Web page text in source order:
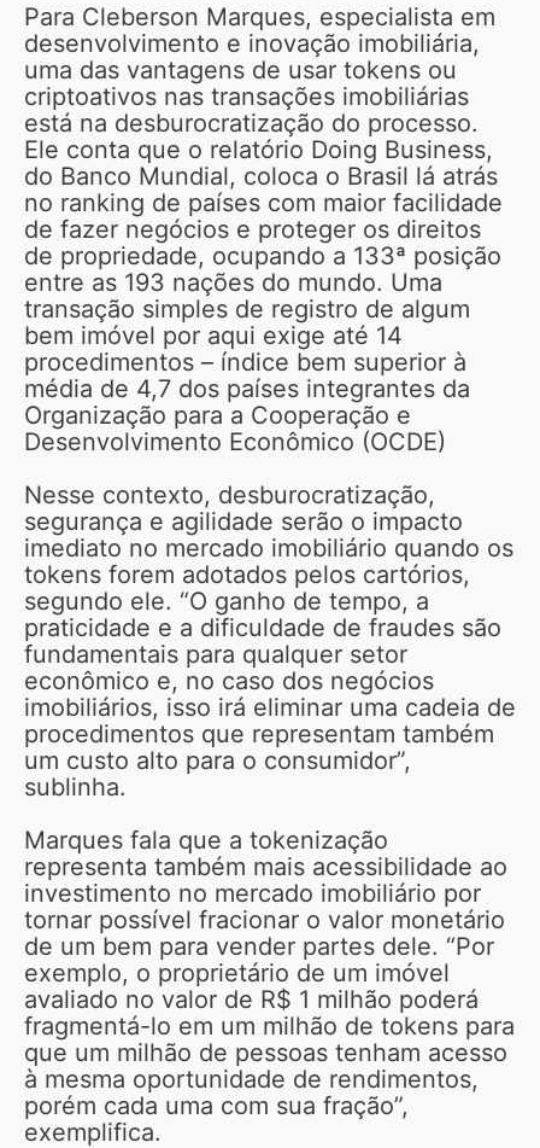
Para Cleberson Marques, especialista em
desenvolvimento e inovação imobiliária,
uma das vantagens de usar tokens ou
criptoativos nas transações imobiliárias
está na desburocratização do processo.
Ele conta que o relatório Doing Business,
do Banco Mundial, coloca o Brasil lá atrás
no ranking de países com maior facilidade
de fazer negócios e proteger os direitos
de propriedade, ocupando a 133ª posição
entre as 193 nações do mundo. Uma
transação simples de registro de algum
bem imóvel por aqui exige até 14
procedimentos – índice bem superior à
média de 4,7 dos países integrantes da
Organização para a Cooperação e
Desenvolvimento Econômico (OCDE)
Nesse contexto, desburocratização,
segurança e agilidade serão o impacto
imediato no mercado imobiliário quando os
tokens forem adotados pelos cartórios,
segundo ele. “O ganho de tempo, a
praticidade e a dificuldade de fraudes são
fundamentais para qualquer setor
econômico e, no caso dos negócios
imobiliários, isso irá eliminar uma cadeia de
procedimentos que representam também
um custo alto para o consumidor”,
sublinha.
Marques fala que a tokenização
representa também mais acessibilidade ao
investimento no mercado imobiliário por
tornar possível fracionar o valor monetário
de um bem para vender partes dele. “Por
exemplo, o proprietário de um imóvel
avaliado no valor de R$ 1 milhão poderá
fragmentá-lo em um milhão de tokens para
que um milhão de pessoas tenham acesso
à mesma oportunidade de rendimentos,
porém cada uma com sua fração”,
exemplifica.